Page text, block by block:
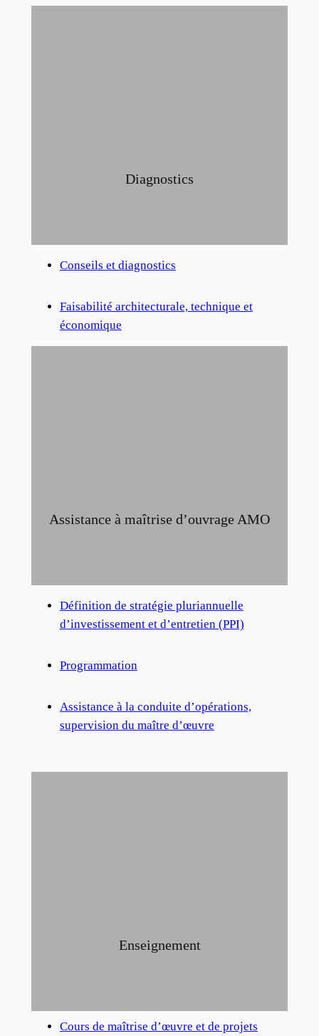
Diagnostics
Conseils et diagnostics
Faisabilité architecturale, technique et
économique
Assistance à maîtrise d’ouvrage AMO
Définition de stratégie pluriannuelle
d’investissement et d’entretien (PPI)
Programmation
Assistance à la conduite d’opérations,
supervision du maître d’œuvre
Enseignement
Cours de maîtrise d’œuvre et de projets